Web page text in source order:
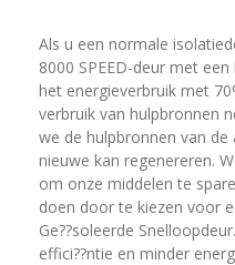
Als u een normale
8000 SPEED-deur met
het energieverbruik met
verbruik van hulpbronnen
we de hulpbronnen van de
nieuwe kan regenereren.
om onze middelen te
doen door te kiezen voor
Ge??soleerde
effici??ntie en minder